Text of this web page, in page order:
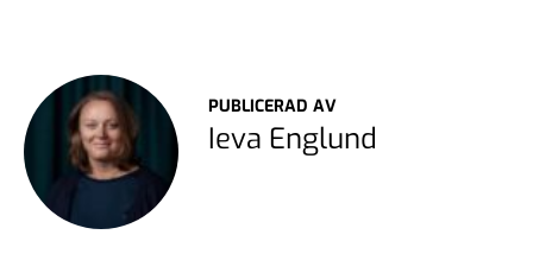
PUBLICERAD AV
Ieva Englund